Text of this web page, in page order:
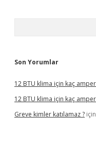
Son Yorumlar
12 BTU klima için kaç
12 BTU klima için kaç
Greve kimler katılamaz ? için